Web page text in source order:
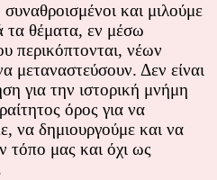
και μιλούμε
τα θέματα, εν μέσω
περικόπτονται, νέων
μεταναστεύσουν. Δεν είναι
για την ιστορική μνήμη
όρος για να
να δημιουργούμε και να
τόπο μας και όχι ως